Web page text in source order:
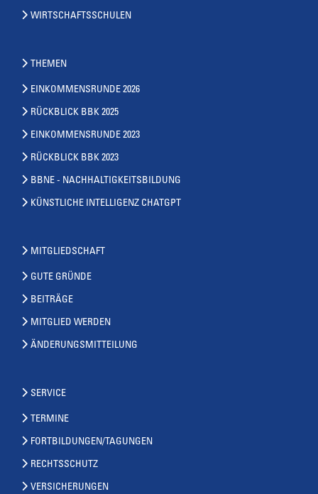
WIRTSCHAFTSSCHULEN
THEMEN
EINKOMMENSRUNDE 2026
RÜCKBLICK BBK 2025
EINKOMMENSRUNDE 2023
RÜCKBLICK BBK 2023
BBNE - NACHHALTIGKEITSBILDUNG
KÜNSTLICHE INTELLIGENZ CHATGPT
MITGLIEDSCHAFT
GUTE GRÜNDE
BEITRÄGE
MITGLIED WERDEN
ÄNDERUNGSMITTEILUNG
SERVICE
TERMINE
FORTBILDUNGEN/TAGUNGEN
RECHTSSCHUTZ
VERSICHERUNGEN